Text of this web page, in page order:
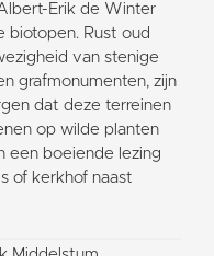
Erik de Winter
biotopen. Rust oud
van stenige
grafmonumenten, zijn
dat deze terreinen
op wilde planten
een boeiende lezing
of kerkhof naast